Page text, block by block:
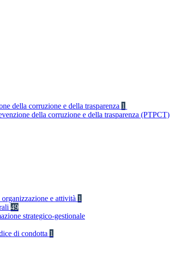
della corruzione e della trasparenza 1
della corruzione e della trasparenza (PTPCT)
e attività 1
49
strategico-gestionale
di condotta 1